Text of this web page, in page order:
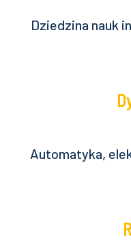
Dziedzina nauk
Automatyka,